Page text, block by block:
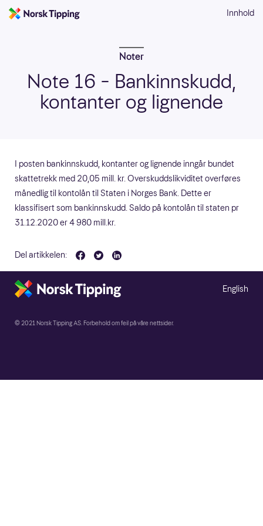
Innhold
Noter
Note 16 – Bankinnskudd,
kontanter og lignende
I posten bankinnskudd, kontanter og lignende inngår bundet
skattetrekk med 20,05 mill. kr. Overskuddslikviditet overføres
månedlig til kontolån til Staten i Norges Bank. Dette er
klassifisert som bankinnskudd. Saldo på kontolån til staten pr
31.12.2020 er 4 980 mill.kr.
Del artikkelen:
English
© 2021 Norsk Tipping AS. Forbehold om feil på våre nettsider.